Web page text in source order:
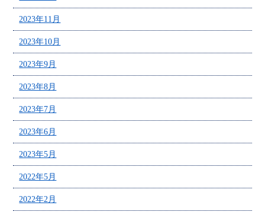
2023年11月
2023年10月
2023年9月
2023年8月
2023年7月
2023年6月
2023年5月
2022年5月
2022年2月